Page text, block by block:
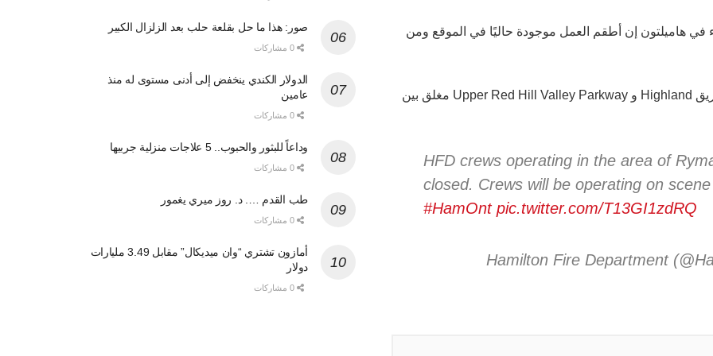
في هاميلتون إن أطقم العمل موجودة حاليًا في الموقع ومن
وتم إغلاق طريق Upper Mount Albion حاليًا جنوب طريق Highland و Upper Red Hill Valley Parkway مغلق بين
HFD crews operating in the area of
closed. Crews will be operating on
#HamOnt pic.twitter.com/T13GI1zdRQ
صور: هذا ما حل بقلعة حلب بعد الزلزال الكبير
الدولار الكندي ينخفض إلى أدنى مستوى له منذ
عامين
وداعاً للبثور والحبوب.. 5 علاجات منزلية جربيها
طب القدم …. د. روز ميري يغمور
أمازون تشتري “وان ميديكال” مقابل 3.49 مليارات
دولار